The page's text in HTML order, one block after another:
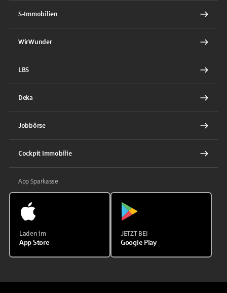
S-Immobilien
WirWunder
LBS
Deka
Jobbörse
Cockpit Immobilie
App Sparkasse
Laden im
App Store
JETZT BEI
Google Play